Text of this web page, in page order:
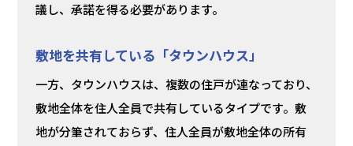
議し、承諾を得る必要があります。
敷地を共有している「タウンハウス」
一方、タウンハウスは、複数の住戸が連なっており、
敷地全体を住人全員で共有しているタイプです。敷
地が分筆されておらず、住人全員が敷地全体の所有